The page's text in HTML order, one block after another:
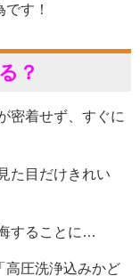
す！
？
密着せず、すぐに
た目だけきれい
することに…
高圧洗浄込みかど